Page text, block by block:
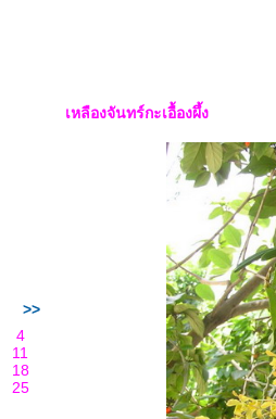
>>
4
11
18
25
เหลืองจันทร์กะเอื้องผึ้ง